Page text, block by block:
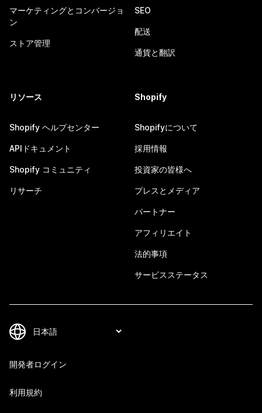
マーケティングとコンバージョ
ン
ストア管理
SEO
配送
通貨と翻訳
リソース
Shopify ヘルプセンター
APIドキュメント
Shopify コミュニティ
リサーチ
Shopify
Shopifyについて
採用情報
投資家の皆様へ
プレスとメディア
パートナー
アフィリエイト
法的事項
サービスステータス
開発者ログイン
利用規約